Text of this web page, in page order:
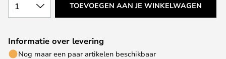
1 TOEVOEGEN AAN JE WINKELWAGEN
Informatie over levering
Nog maar een paar artikelen beschikbaar